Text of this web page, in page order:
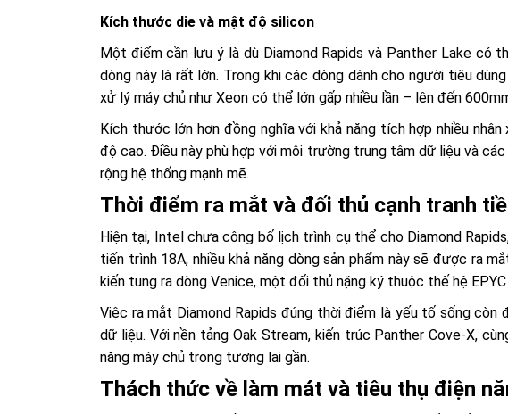
Kích thước die và mật độ silicon
Một điểm cần lưu ý là dù Diamond Rapids và Panther Lake có
dòng này là rất lớn. Trong khi các dòng dành cho người tiêu
xử lý máy chủ như Xeon có thể lớn gấp nhiều lần – lên đến
Kích thước lớn hơn đồng nghĩa với khả năng tích hợp nhiều
độ cao. Điều này phù hợp với môi trường trung tâm dữ liệu và
rộng hệ thống mạnh mẽ.
Thời điểm ra mắt và đối thủ cạnh tranh
Hiện tại, Intel chưa công bố lịch trình cụ thể cho Diamond
tiến trình 18A, nhiều khả năng dòng sản phẩm này sẽ được ra
kiến tung ra dòng Venice, một đối thủ nặng ký thuộc thế hệ
Việc ra mắt Diamond Rapids đúng thời điểm là yếu tố sống
dữ liệu. Với nền tảng Oak Stream, kiến trúc Panther Cove-X,
năng máy chủ trong tương lai gần.
Thách thức về làm mát và tiêu thụ điện